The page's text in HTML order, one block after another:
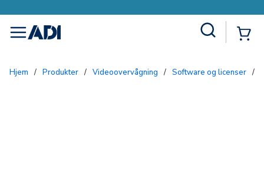
menu
Hjem / Produkter / Videoovervågning / Software og licenser /